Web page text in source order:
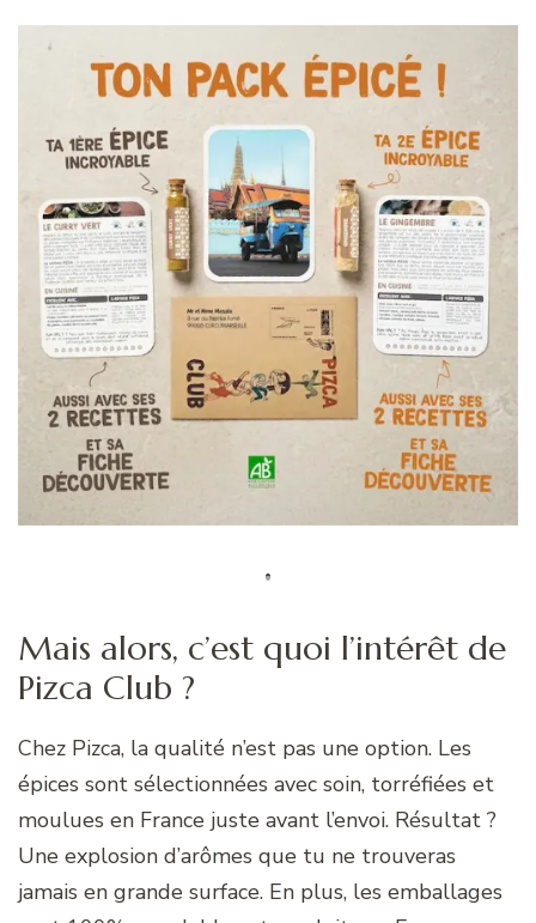
Mais alors, c’est quoi l’intérêt de
Pizca Club ?
Chez Pizca, la qualité n’est pas une option. Les
épices sont sélectionnées avec soin, torréfiées et
moulues en France juste avant l’envoi. Résultat ?
Une explosion d’arômes que tu ne trouveras
jamais en grande surface. En plus, les emballages